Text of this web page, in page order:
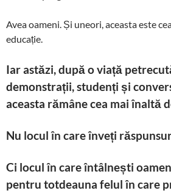
Avea oameni. Și uneori, aceasta este
educație.
Iar astăzi, după o viață
demonstrații, studenți și
aceasta rămâne cea mai înaltă
Nu locul în care înveți
Ci locul în care întâlnești
pentru totdeauna felul în care